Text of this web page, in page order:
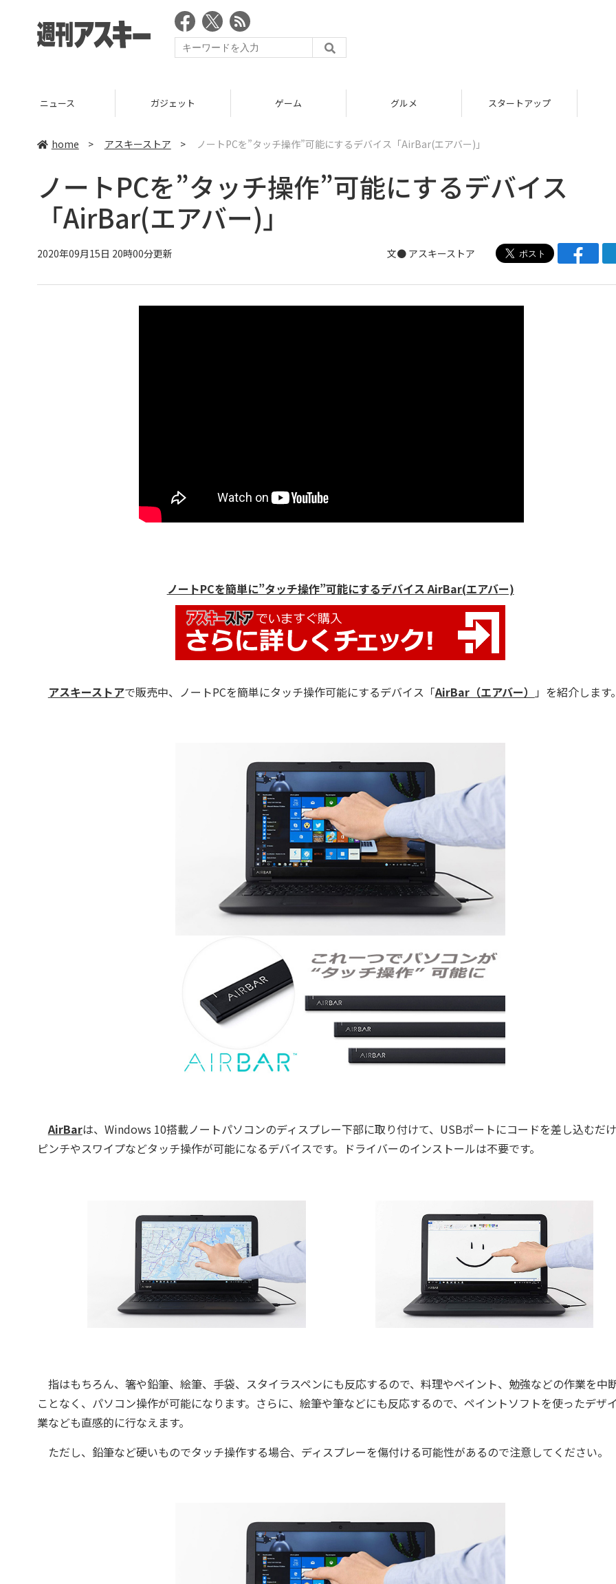
ニュース ガジェット ゲーム グルメ スタートアップ
home > アスキーストア > ノートPCを”タッチ操作”可能にするデバイス「AirBar(エアバー)」
ノートPCを”タッチ操作”可能にするデバイス
「AirBar(エアバー)」
2020年09月15日 20時00分更新 文● アスキーストア
ノートPCを簡単に”タッチ操作”可能にするデバイス AirBar(エアバー)
アスキーストアで販売中、ノートPCを簡単にタッチ操作可能にするデバイス「AirBar（エアバー） 」を紹介します
AirBarは、Windows 10搭載ノートパソコンのディスプレー下部に取り付けて、USBポートにコードを差し込むだ
ピンチやスワイプなどタッチ操作が可能になるデバイスです。ドライバーのインストールは不要です。
指はもちろん、箸や鉛筆、絵筆、手袋、スタイラスペンにも反応するので、料理やペイント、勉強などの作業を中
ことなく、パソコン操作が可能になります。さらに、絵筆や筆などにも反応するので、ペイントソフトを使ったデザ
業なども直感的に行なえます。
ただし、鉛筆など硬いものでタッチ操作する場合、ディスプレーを傷付ける可能性があるので注意してください。